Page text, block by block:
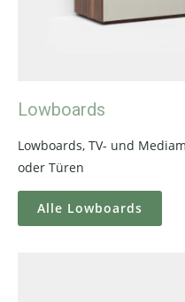
Lowboards
Lowboards, TV- und
oder Türen
Alle Lowboards